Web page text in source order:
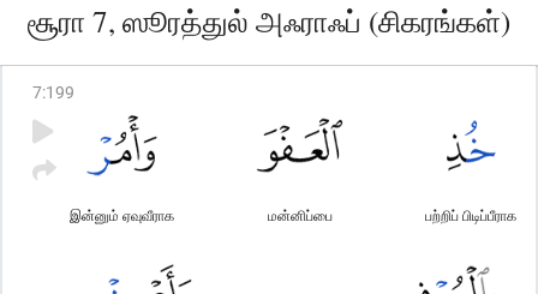
சூரா 7, ஸூரத்துல் அஃராஃப் (சிகரங்கள்)
7:199
பற்றிப் பிடிப்பீராக
மன்னிப்பை
இன்னும் ஏவுவீராக